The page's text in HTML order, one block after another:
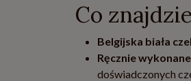
Co
Belgijska biała
Ręcznie
doświadczonych